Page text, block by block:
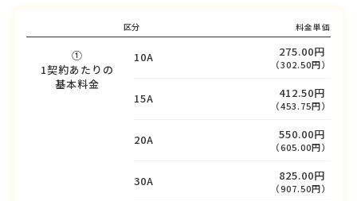
区分 料金単価
①
1契約あたりの
基本料金
10A 275.00円
（302.50円）
15A 412.50円
（453.75円）
20A 550.00円
（605.00円）
30A 825.00円
（907.50円）